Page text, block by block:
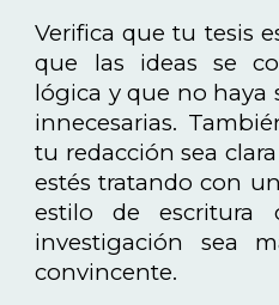
Verifica que tu tesis
que las ideas se
lógica y que no haya
innecesarias.
tu redacción sea
estés tratando con
estilo de escritura
investigación sea
convincente.